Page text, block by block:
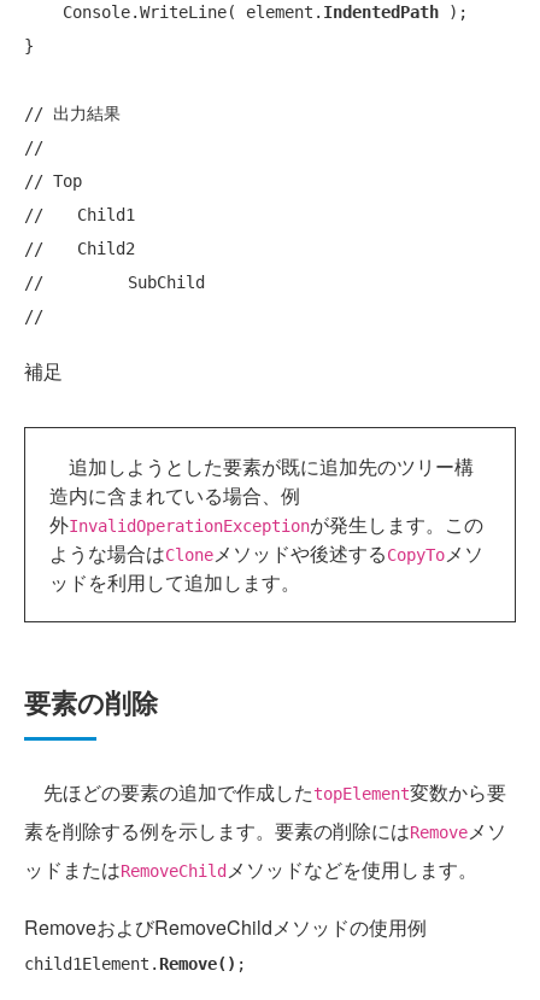
    Console.WriteLine( element.
IndentedPath );
}
// 出力結果
//
// Top
//　　Child1
//　　Child2
//　　　　　SubChild
//
補足
追加しようとした要素が既に追加先のツリー構
造内に含まれている場合、例
外InvalidOperationExceptionが発生します。この
ような場合はCloneメソッドや後述するCopyToメソ
ッドを利用して追加します。
要素の削除
先ほどの要素の追加で作成したtopElement変数から要
素を削除する例を示します。要素の削除にはRemoveメソ
ッドまたはRemoveChild メソッドなどを使用します。
RemoveおよびRemoveChildメソッドの使用例
child1Element. Remove() ;